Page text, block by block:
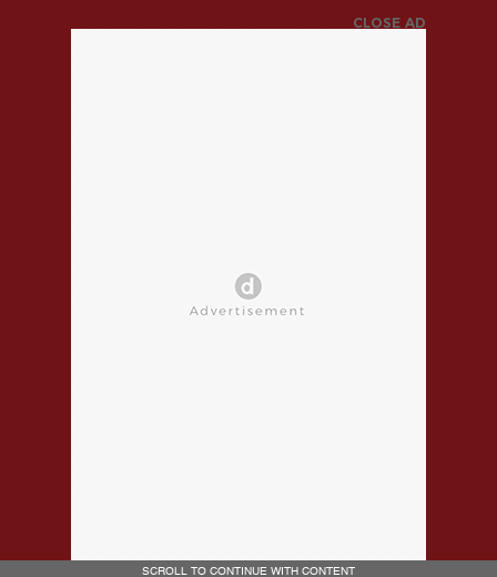
CLOSE AD
SCROLL TO CONTINUE WITH CONTENT